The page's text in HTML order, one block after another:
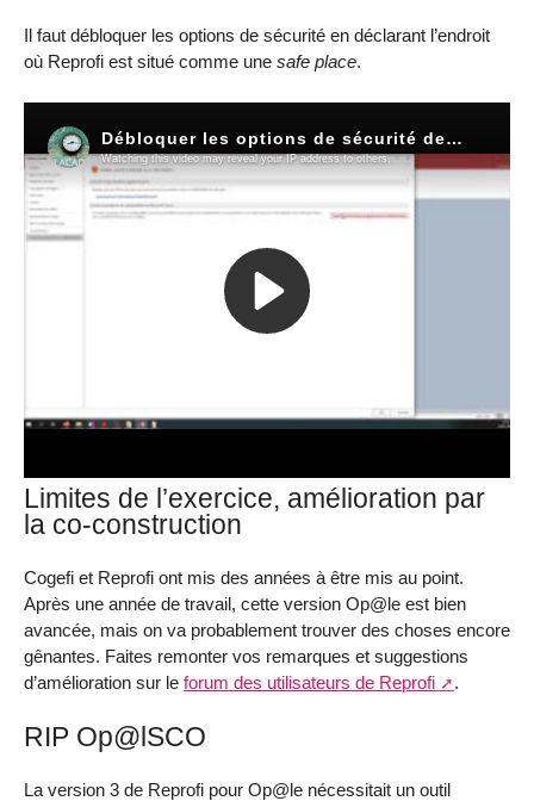
Il faut débloquer les options de sécurité en déclarant l’endroit
où Reprofi est situé comme une safe place.
Limites de l’exercice, amélioration par
la co-construction
Cogefi et Reprofi ont mis des années à être mis au point.
Après une année de travail, cette version Op@le est bien
avancée, mais on va probablement trouver des choses encore
gênantes. Faites remonter vos remarques et suggestions
d’amélioration sur le forum des utilisateurs de Reprofi .
RIP Op@lSCO
La version 3 de Reprofi pour Op@le nécessitait un outil